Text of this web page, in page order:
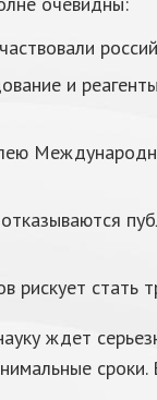
и
рискует стать
ждет